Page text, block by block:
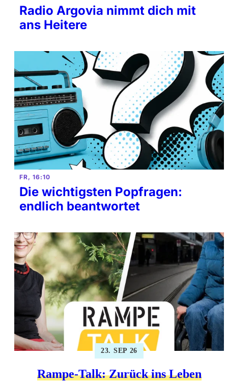
Radio Argovia nimmt dich mit
ans Heitere
FR, 16:10
Die wichtigsten Popfragen:
endlich beantwortet
23. SEP 26
Rampe-Talk: Zurück ins Leben